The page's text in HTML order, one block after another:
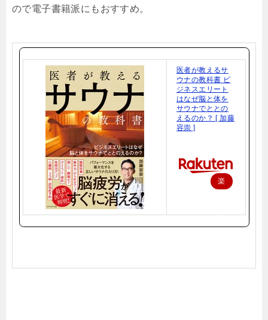
ので電子書籍派にもおすすめ。
医者が教えるサ
ウナの教科書 ビ
ジネスエリート
はなぜ脳と体を
サウナでととの
えるのか？ [ 加藤
容崇 ]
楽
で
購